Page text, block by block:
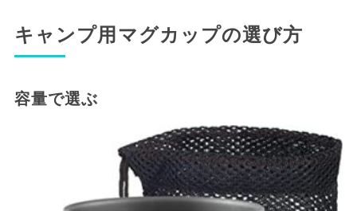
キャンプ用マグカップの選び方
容量で選ぶ